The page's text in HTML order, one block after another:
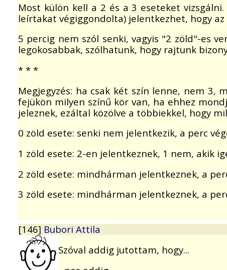
Most külön kell a 2 és a 3 eseteket
leírtakat végiggondolta) jelentkezhet, hogy az
5 percig nem szól senki, vagyis "2 zöld"-es
legokosabbak, szólhatunk, hogy rajtunk
* * *
Megjegyzés: ha csak két szín lenne, nem 3,
fejükön milyen színű kör van, ha ehhez
jeleznek, ezáltal közölve a többiekkel, hogy
0 zöld esete: senki nem jelentkezik, a perc
1 zöld esete: 2-en jelentkeznek, 1 nem, akik
2 zöld esete: mindhárman jelentkeznek, a
3 zöld esete: mindhárman jelentkeznek, a
[146] Bubori Attila
Szóval addig jutottam, hogy...